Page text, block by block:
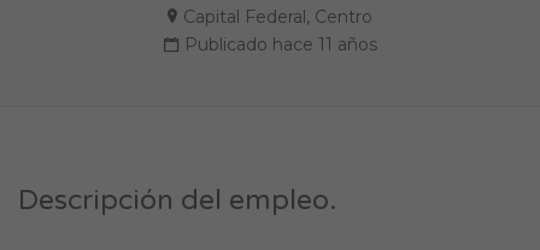
Capital Federal, Centro
Publicado hace 11 años
Descripción del empleo.